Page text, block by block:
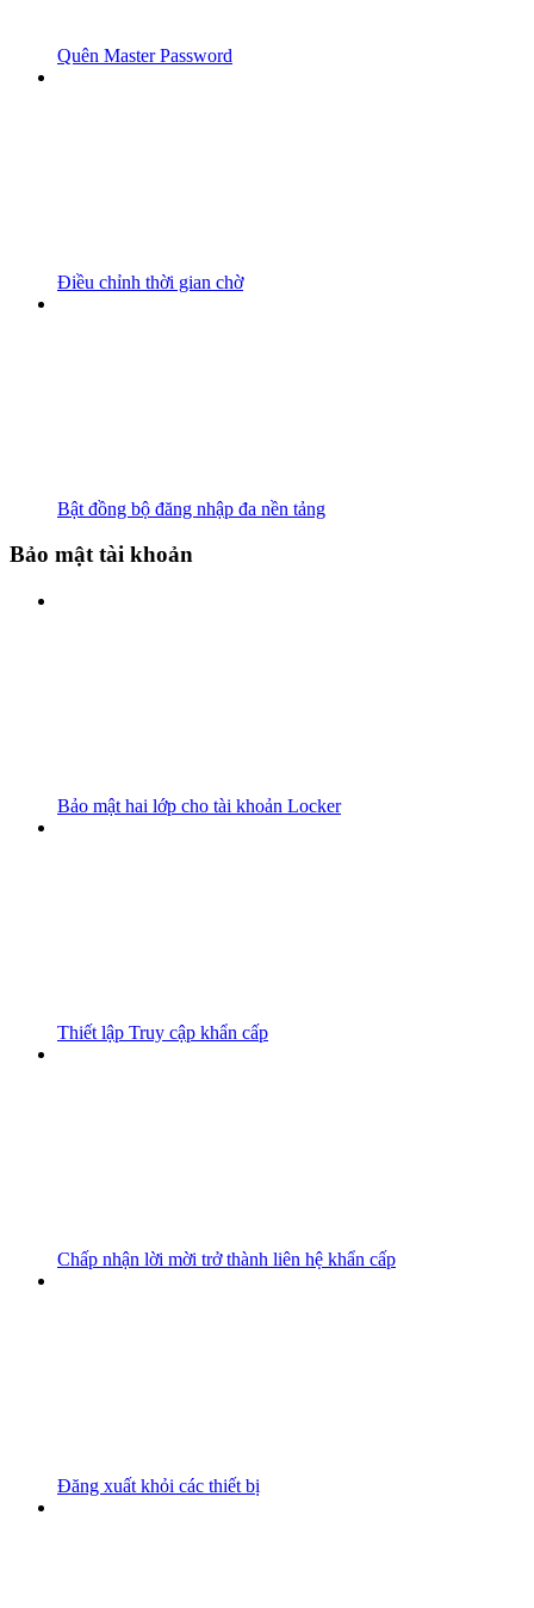
Quên Master Password
Điều chỉnh thời gian chờ
Bật đồng bộ đăng nhập đa nền tảng
Bảo mật tài khoản
Bảo mật hai lớp cho tài khoản Locker
Thiết lập Truy cập khẩn cấp
Chấp nhận lời mời trở thành liên hệ khẩn cấp
Đăng xuất khỏi các thiết bị